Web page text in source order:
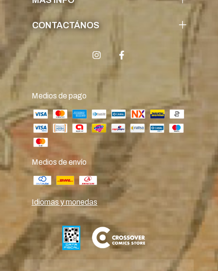
CONTACTÁNOS
Medios de pago
Medios de envío
Idiomas y monedas